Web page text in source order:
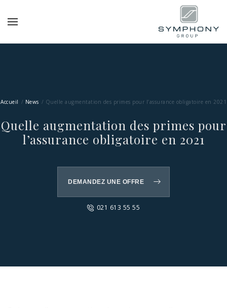
Accueil News Quelle augmentation des primes pour l’assurance obligatoire en 2021
Quelle augmentation des primes pour
l’assurance obligatoire en 2021
DEMANDEZ UNE OFFRE
021 613 55 55